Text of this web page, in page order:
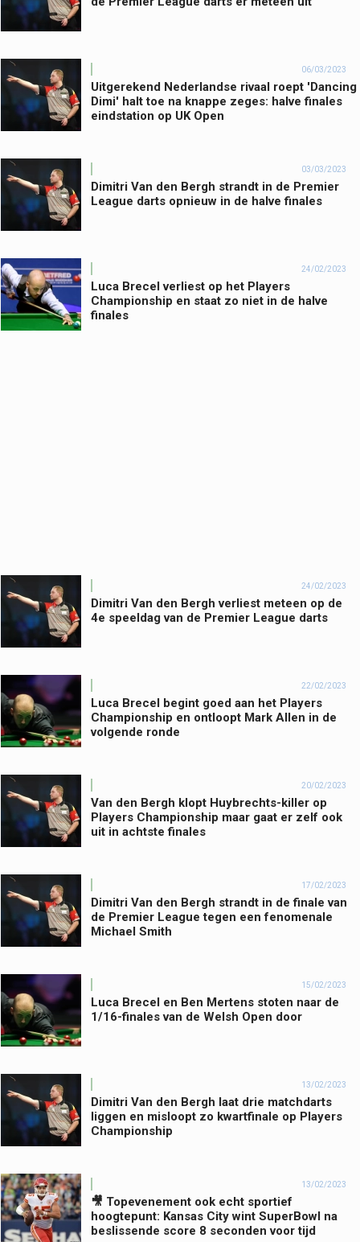
06/03/2023
Uitgerekend Nederlandse rivaal roept 'Dancing
Dimi' halt toe na knappe zeges: halve finales
eindstation op UK Open
03/03/2023
Dimitri Van den Bergh strandt in de Premier
League darts opnieuw in de halve finales
24/02/2023
Luca Brecel verliest op het Players
Championship en staat zo niet in de halve
finales
24/02/2023
Dimitri Van den Bergh verliest meteen op de
4e speeldag van de Premier League darts
22/02/2023
Luca Brecel begint goed aan het Players
Championship en ontloopt Mark Allen in de
volgende ronde
20/02/2023
Van den Bergh klopt Huybrechts-killer op
Players Championship maar gaat er zelf ook
uit in achtste finales
17/02/2023
Dimitri Van den Bergh strandt in de finale van
de Premier League tegen een fenomenale
Michael Smith
15/02/2023
Luca Brecel en Ben Mertens stoten naar de
1/16-finales van de Welsh Open door
13/02/2023
Dimitri Van den Bergh laat drie matchdarts
liggen en misloopt zo kwartfinale op Players
Championship
13/02/2023
🎥 Topevenement ook echt sportief
hoogtepunt: Kansas City wint SuperBowl na
beslissende score 8 seconden voor tijd